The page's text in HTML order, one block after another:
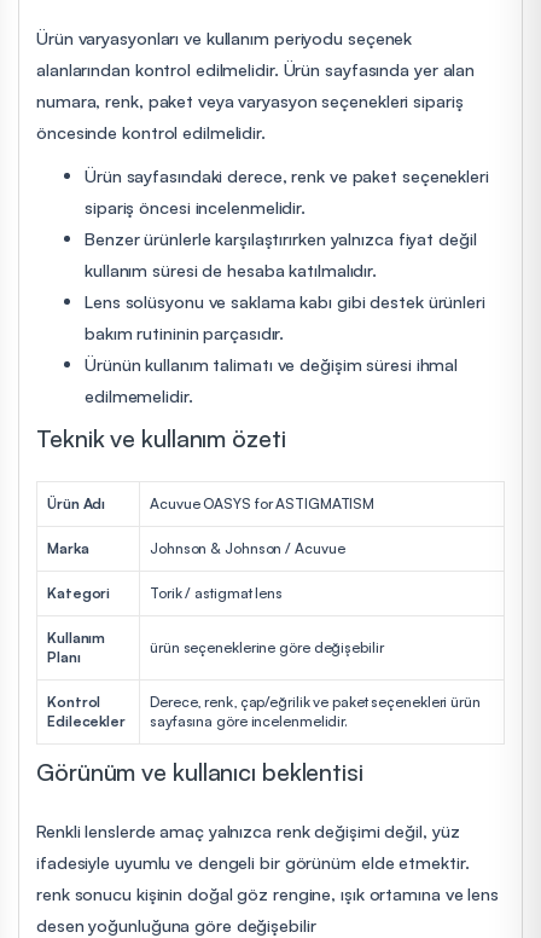
Ürün varyasyonları ve kullanım periyodu seçenek
alanlarından kontrol edilmelidir. Ürün sayfasında yer alan
numara, renk, paket veya varyasyon seçenekleri sipariş
öncesinde kontrol edilmelidir.
Ürün sayfasındaki derece, renk ve paket seçenekleri
sipariş öncesi incelenmelidir.
Benzer ürünlerle karşılaştırırken yalnızca fiyat değil
kullanım süresi de hesaba katılmalıdır.
Lens solüsyonu ve saklama kabı gibi destek ürünleri
bakım rutininin parçasıdır.
Ürünün kullanım talimatı ve değişim süresi ihmal
edilmemelidir.
Teknik ve kullanım özeti
Ürün Adı Acuvue OASYS for ASTIGMATISM
Marka Johnson & Johnson / Acuvue
Kategori Torik / astigmat lens
Kullanım
Planı
ürün seçeneklerine göre değişebilir
Kontrol
Edilecekler
Derece, renk, çap/eğrilik ve paket seçenekleri ürün
sayfasına göre incelenmelidir.
Görünüm ve kullanıcı beklentisi
Renkli lenslerde amaç yalnızca renk değişimi değil, yüz
ifadesiyle uyumlu ve dengeli bir görünüm elde etmektir.
renk sonucu kişinin doğal göz rengine, ışık ortamına ve lens
desen yoğunluğuna göre değişebilir